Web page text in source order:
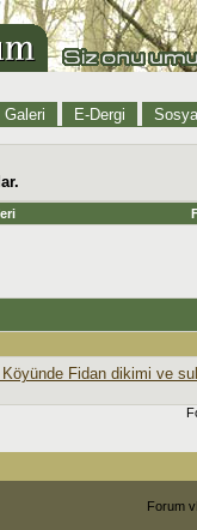
Galeri E-Dergi
Köyünde Fidan dikimi ve
Forum